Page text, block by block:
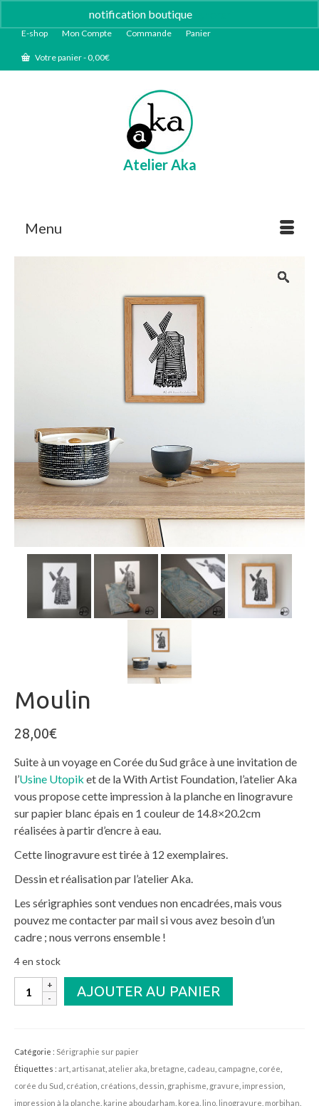
notification boutique
E-shop Mon Compte Commande Panier
Votre panier-0,00€
Atelier Aka
Menu
Moulin
28,00€
Suite à un voyage en Corée du Sud grâce à une invitation de
l’Usine Utopik et de la With Artist Foundation, l’atelier Aka
vous propose cette impression à la planche en linogravure
sur papier blanc épais en 1 couleur de 14.8×20.2cm
réalisées à partir d’encre à eau.
Cette linogravure est tirée à 12 exemplaires.
Dessin et réalisation par l’atelier Aka.
Les sérigraphies sont vendues non encadrées, mais vous
pouvez me contacter par mail si vous avez besoin d’un
cadre ; nous verrons ensemble !
4 en stock
quantité
de
AJOUTER AU PANIER
Catégorie : Sérigraphie sur papier
Étiquettes : art artisanat atelier aka bretagne cadeau campagne corée
corée du Sud création créations dessin graphisme gravure impression
impression à la planche karine aboudarham korea lino linogravure morbihan